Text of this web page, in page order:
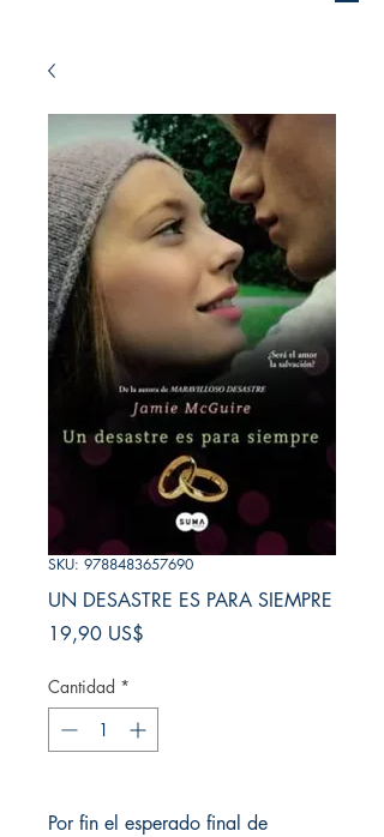
SKU: 9788483657690
UN DESASTRE ES PARA SIEMPRE
19,90 US$
Cantidad *
Por fin el esperado final de